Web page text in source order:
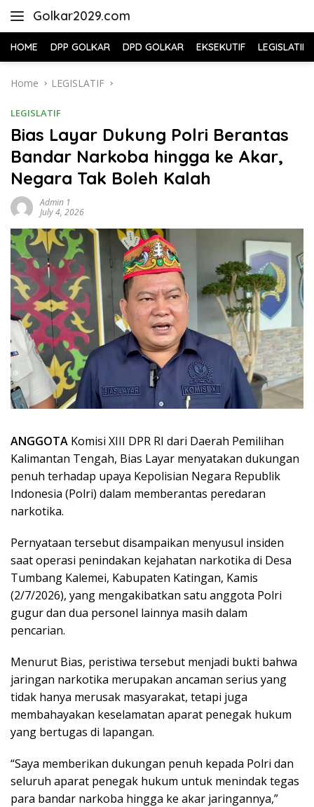
Golkar2029.com
HOME DPP GOLKAR DPD GOLKAR EKSEKUTIF LEGISLATIF
Home LEGISLATIF
LEGISLATIF
Bias Layar Dukung Polri Berantas
Bandar Narkoba hingga ke Akar,
Negara Tak Boleh Kalah
Admin 1
July 4, 2026
ANGGOTA Komisi XIII DPR RI dari Daerah Pemilihan
Kalimantan Tengah, Bias Layar menyatakan dukungan
penuh terhadap upaya Kepolisian Negara Republik
Indonesia (Polri) dalam memberantas peredaran
narkotika.
Pernyataan tersebut disampaikan menyusul insiden
saat operasi penindakan kejahatan narkotika di Desa
Tumbang Kalemei, Kabupaten Katingan, Kamis
(2/7/2026), yang mengakibatkan satu anggota Polri
gugur dan dua personel lainnya masih dalam
pencarian.
Menurut Bias, peristiwa tersebut menjadi bukti bahwa
jaringan narkotika merupakan ancaman serius yang
tidak hanya merusak masyarakat, tetapi juga
membahayakan keselamatan aparat penegak hukum
yang bertugas di lapangan.
“Saya memberikan dukungan penuh kepada Polri dan
seluruh aparat penegak hukum untuk menindak tegas
para bandar narkoba hingga ke akar jaringannya,”